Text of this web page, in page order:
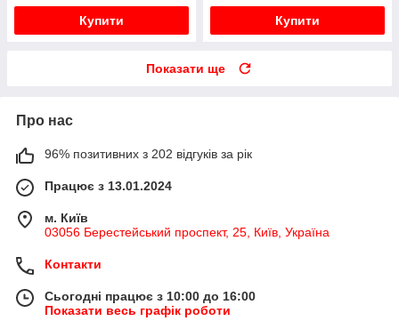
Купити Купити
Показати ще
Про нас
96% позитивних з 202 відгуків за рік
Працює з 13.01.2024
м. Київ
03056 Берестейський проспект, 25, Київ, Україна
Контакти
Сьогодні працює з 10:00 до 16:00
Показати весь графік роботи